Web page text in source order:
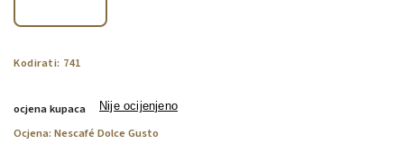
Kodirati: 741
ocjena kupaca Nije ocijenjeno
Ocjena: Nescafé Dolce Gusto